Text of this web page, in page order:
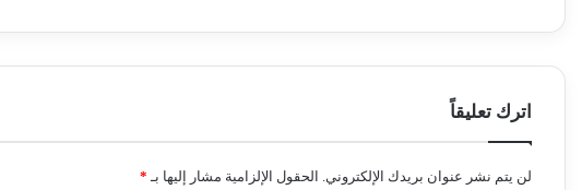
اترك تعليقاً
لن يتم نشر عنوان بريدك الإلكتروني. الحقول الإلزامية مشار إليها بـ *